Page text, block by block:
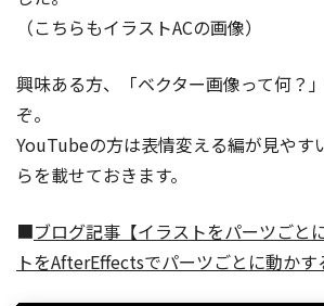
（こちらもイラストACの画像）
興味ある方、「ベクター画像って何？
ぞ。
YouTubeの方は表情変える編が見やす
らを載せておきます。
■ブログ記事【イラストをパーツごと
トをAfterEffectsでパーツごとに動かす